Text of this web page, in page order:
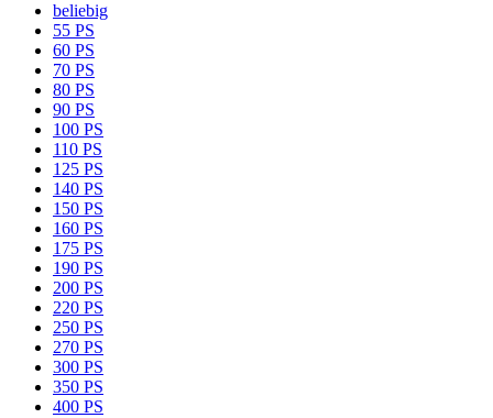
beliebig
55 PS
60 PS
70 PS
80 PS
90 PS
100 PS
110 PS
125 PS
140 PS
150 PS
160 PS
175 PS
190 PS
200 PS
220 PS
250 PS
270 PS
300 PS
350 PS
400 PS